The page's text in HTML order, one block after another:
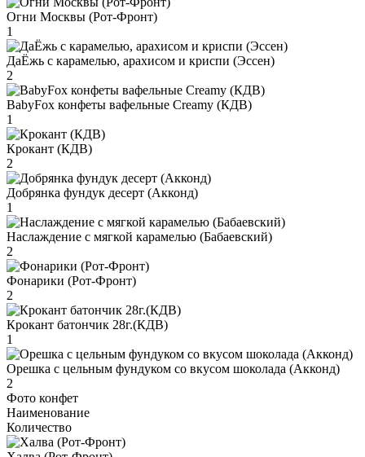
Огни Москвы (Рот-Фронт)
1
ДаЁжь с карамелью, арахисом и криспи (Эссен)
2
BabyFox конфеты вафельные Creamy (КДВ)
1
Крокант (КДВ)
2
Добрянка фундук десерт (Акконд)
1
Наслаждение с мягкой карамелью (Бабаевский)
2
Фонарики (Рот-Фронт)
2
Крокант батончик 28г.(КДВ)
1
Орешка с цельным фундуком со вкусом шоколада (Акконд)
2
Фото конфет
Наименование
Количество